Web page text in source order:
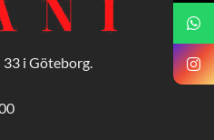
i Göteborg.